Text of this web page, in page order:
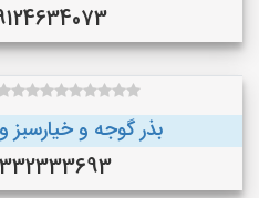
09124634073
بذر گوجه و
09332333693